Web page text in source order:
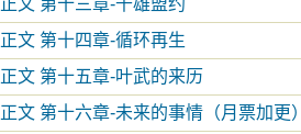
正文 第十三章-千雄盟约
正文 第十四章-循环再生
正文 第十五章-叶武的来历
正文 第十六章-未来的事情（月票加更）